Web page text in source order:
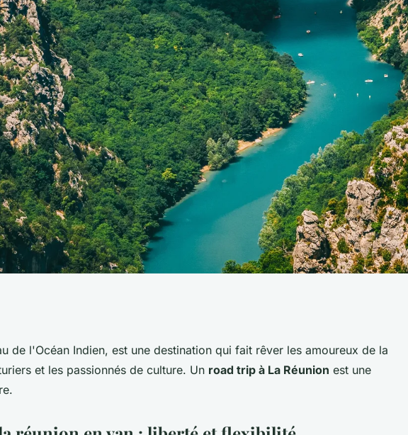
: Itinéraires et
en van
de l'Océan Indien, est une destination qui fait rêver les amoureux de la
et les passionnés de culture. Un road trip à La Réunion est une